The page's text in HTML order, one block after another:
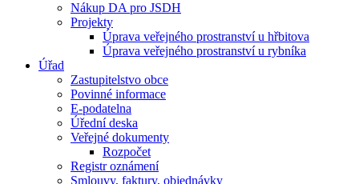
Nákup DA pro JSDH
Projekty
Úprava veřejného prostranství u hřbitova
Úprava veřejného prostranství u rybníka
Úřad
Zastupitelstvo obce
Povinné informace
E-podatelna
Úřední deska
Veřejné dokumenty
Rozpočet
Registr oznámení
Smlouvy, faktury, objednávky